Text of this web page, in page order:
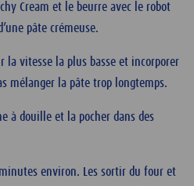
Cream et le beurre avec le robot
pâte crémeuse.
la vitesse la plus basse et incorporer
mélanger la pâte trop longtemps.
à douille et la pocher dans des
environ. Les sortir du four et